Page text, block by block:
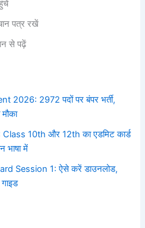
पत्र रखें
से पढ़ें
2026: 2972 पदों पर बंपर भर्ती,
10th और 12th का एडमिट कार्ड
भाषा में
Session 1: ऐसे करें डाउनलोड,